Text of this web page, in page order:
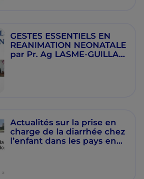
GESTES ESSENTIELS EN
REANIMATION NEONATALE
par Pr. Ag LASME-GUILLAO
Actualités sur la prise en
charge de la diarrhée chez
l’enfant dans les pays en